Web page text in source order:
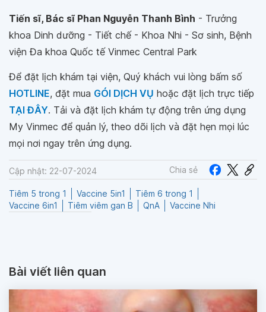
Tiến sĩ, Bác sĩ Phan Nguyễn Thanh Bình - Trưởng
khoa Dinh dưỡng - Tiết chế - Khoa Nhi - Sơ sinh, Bệnh
viện Đa khoa Quốc tế Vinmec Central Park
Để đặt lịch khám tại viện, Quý khách vui lòng bấm số
HOTLINE, đặt mua GÓI DỊCH VỤ hoặc đặt lịch trực tiếp
TẠI ĐÂY. Tải và đặt lịch khám tự động trên ứng dụng
My Vinmec để quản lý, theo dõi lịch và đặt hẹn mọi lúc
mọi nơi ngay trên ứng dụng.
Cập nhật: 22-07-2024 Chia sẻ
Tiêm 5 trong 1 Vaccine 5in1
Tiêm 6 trong 1
Vaccine 6in1
Tiêm viêm gan B QnA Vaccine Nhi
Bài viết liên quan